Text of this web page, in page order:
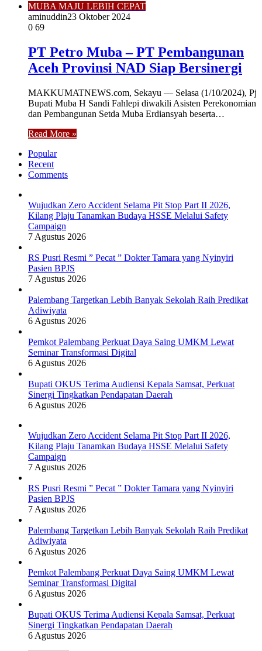
MUBA MAJU LEBIH CEPAT
aminuddin23 Oktober 2024
0 69
PT Petro Muba – PT Pembangunan
Aceh Provinsi NAD Siap Bersinergi
MAKKUMATNEWS.com, Sekayu — Selasa (1/10/2024), Pj
Bupati Muba H Sandi Fahlepi diwakili Asisten Perekonomian
dan Pembangunan Setda Muba Erdiansyah beserta…
Read More »
Popular
Recent
Comments
Wujudkan Zero Accident Selama Pit Stop Part II 2026,
Kilang Plaju Tanamkan Budaya HSSE Melalui Safety
Campaign
7 Agustus 2026
RS Pusri Resmi ” Pecat ” Dokter Tamara yang Nyinyiri
Pasien BPJS
7 Agustus 2026
Palembang Targetkan Lebih Banyak Sekolah Raih Predikat
Adiwiyata
6 Agustus 2026
Pemkot Palembang Perkuat Daya Saing UMKM Lewat
Seminar Transformasi Digital
6 Agustus 2026
Bupati OKUS Terima Audiensi Kepala Samsat, Perkuat
Sinergi Tingkatkan Pendapatan Daerah
6 Agustus 2026
Wujudkan Zero Accident Selama Pit Stop Part II 2026,
Kilang Plaju Tanamkan Budaya HSSE Melalui Safety
Campaign
7 Agustus 2026
RS Pusri Resmi ” Pecat ” Dokter Tamara yang Nyinyiri
Pasien BPJS
7 Agustus 2026
Palembang Targetkan Lebih Banyak Sekolah Raih Predikat
Adiwiyata
6 Agustus 2026
Pemkot Palembang Perkuat Daya Saing UMKM Lewat
Seminar Transformasi Digital
6 Agustus 2026
Bupati OKUS Terima Audiensi Kepala Samsat, Perkuat
Sinergi Tingkatkan Pendapatan Daerah
6 Agustus 2026